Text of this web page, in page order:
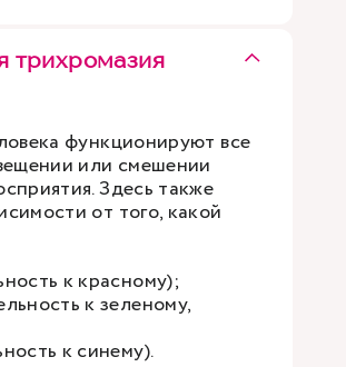
трихромазия
функционируют все
или смешении
Здесь также
от того, какой
к красному);
к зеленому,
к синему).